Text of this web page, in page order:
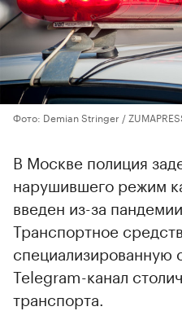
Фото: Demian Stringer /
В Москве полиция
нарушившего режим
введен из-за
Транспортное
специализированную
Telegram-канал
транспорта.